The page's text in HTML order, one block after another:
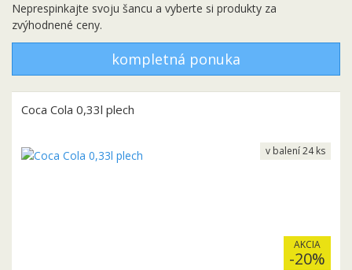
Neprespinkajte svoju šancu a vyberte si produkty za
zvýhodnené ceny.
kompletná ponuka
Coca Cola 0,33l plech
AKCIA
-20%
v balení 24 ks